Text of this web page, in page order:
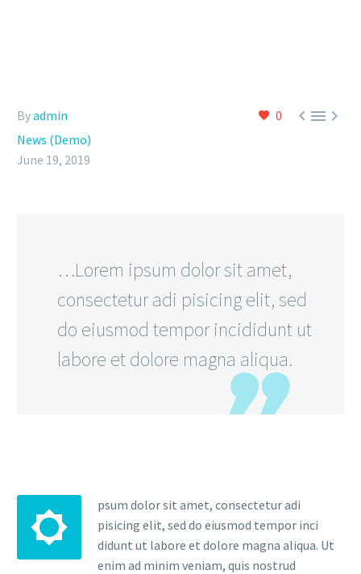
0 
Byadmin
News (Demo)
June 19, 2019
…Lorem ipsum dolor sit amet,
consectetur adi pisicing elit, sed
do eiusmod tempor incididunt ut
labore et dolore magna aliqua.
psum dolor sit amet, consectetur adi
pisicing elit, sed do eiusmod tempor inci
didunt ut labore et dolore magna aliqua. Ut
enim ad minim veniam, quis nostrud